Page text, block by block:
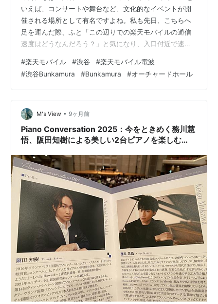
いえば、コンサートや舞台など、文化的なイベントが開
催される場所として有名ですよね。私も先日、こちらへ
足を運んだ際、ふと「この辺りでの楽天モバイルの通信
速度はどうなんだろう？」と気になり、入口付近で速度
チケットの表示、友人との待ち合わせ連絡、感動をSNS
に投稿したりと、意外とスマホを使う機会が多い場所で
す。そんな時にサクサク使えるかどうかは、とっても重
要ですよね！ 今回は、Speedtest by Ookla を使用して
測定した結果と、楽天モバイルの魅力、そしてお得なキ
ャンペーン情報まで…
#楽天モバイル #渋谷 #楽天モバイル電波
#渋谷Bunkamura #Bunkamura #オーチャードホール
M's View • 9ヶ月前
Piano Conversation 2025：今をときめく務川慧
悟、阪田知樹による美しい2台ピアノを楽しむ